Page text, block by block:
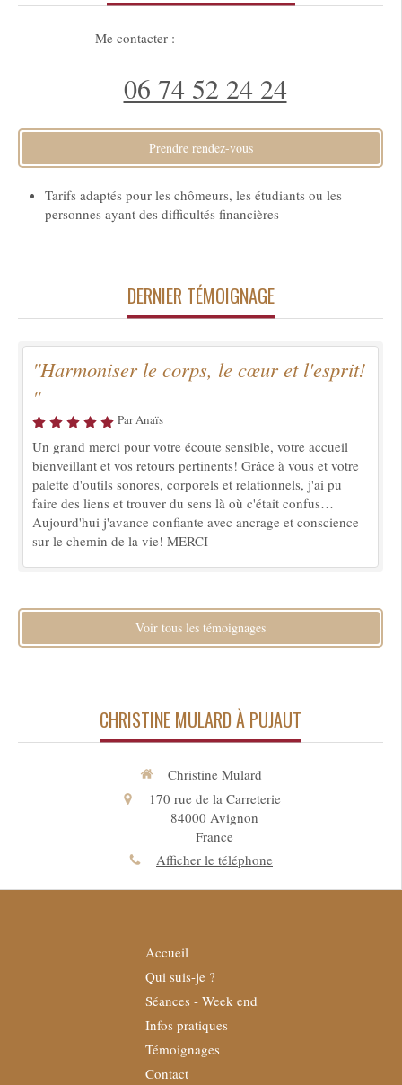
Me contacter :
06 74 52 24 24
Prendre rendez-vous
Tarifs adaptés pour les chômeurs, les étudiants ou les
personnes ayant des difficultés financières
DERNIER TÉMOIGNAGE
"Harmoniser le corps, le cœur et l'esprit!
"
Par Anaïs
Un grand merci pour votre écoute sensible, votre accueil
bienveillant et vos retours pertinents! Grâce à vous et votre
palette d'outils sonores, corporels et relationnels, j'ai pu
faire des liens et trouver du sens là où c'était confus…
Aujourd'hui j'avance confiante avec ancrage et conscience
sur le chemin de la vie! MERCI
Voir tous les témoignages
CHRISTINE MULARD À PUJAUT
Christine Mulard
170 rue de la Carreterie
84000 Avignon
France
Afficher le téléphone
Accueil
Qui suis-je ?
Séances - Week end
Infos pratiques
Témoignages
Contact